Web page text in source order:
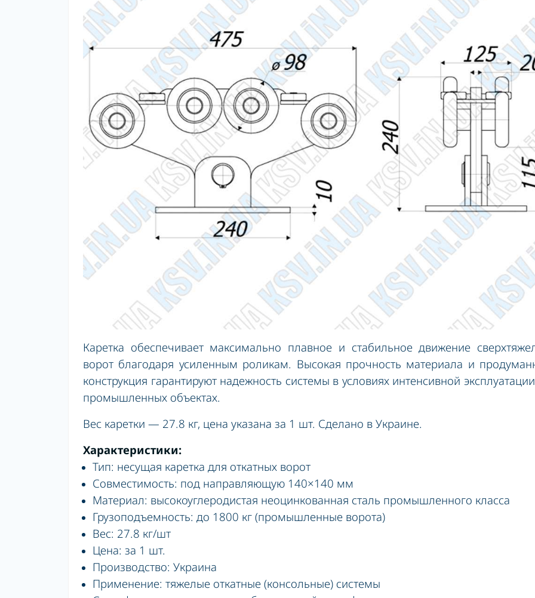
Каретка обеспечивает максимально плавное и стабильное движение
ворот благодаря усиленным роликам. Высокая прочность материала и
конструкция гарантируют надежность системы в условиях интенсивной
промышленных объектах.
Вес каретки — 27.8 кг, цена указана за 1 шт. Сделано в Украине.
Характеристики:
Тип: несущая каретка для откатных ворот
Совместимость: под направляющую 140×140 мм
Материал: высокоуглеродистая неоцинкованная сталь промышленного класса
Грузоподъемность: до 1800 кг (промышленные ворота)
Вес: 27.8 кг/шт
Цена: за 1 шт.
Производство: Украина
Применение: тяжелые откатные (консольные) системы